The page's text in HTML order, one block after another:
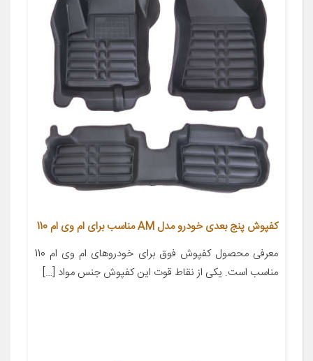
کفپوش پنج بعدی خودرو مدل AM مناسب برای ام وی ام 110
معرفی محصول کفپوش فوق برای خودروهای ام وی ام 110
مناسب است. یکی از نقاط قوت این کفپوش جنس مواد […]